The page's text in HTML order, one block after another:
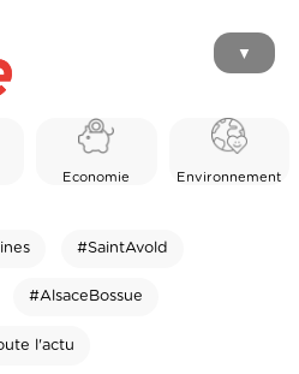
▼
Economie Environnement
#SaintAvold
#AlsaceBossue
l'actu